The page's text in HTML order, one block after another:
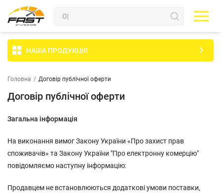
НАША ПРОДУКЦІЯ
Головна / Договір публічної оферти
Договір публічної оферти
Загальна інформація
На виконання вимог Закону України «Про захист прав
споживачів» та Закону України "Про електронну комерцію"
повідомляємо наступну інформацію:
Продавцем не встановлюються додаткові умови поставки,